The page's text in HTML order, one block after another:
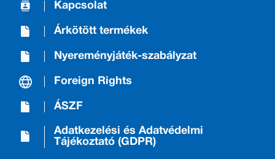
Kapcsolat
Árkötött termékek
Nyereményjáték-szabályzat
Foreign Rights
ÁSZF
Adatkezelési és Adatvédelmi
Tájékoztató (GDPR)